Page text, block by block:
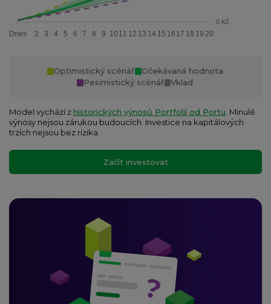
0 Kč
Dnes 2 3 4 5 6 7 8 9 10 11 12 13 14 15 16 17 18 19 20
Optimistický scénář
Očekávaná hodnota
Pesimistický scénář
Vklad
Model vychází zhistorických výnosů Portfolií od Portu . Minulé
výnosy nejsou zárukou budoucích. Investice na kapitálových
trzích nejsou bez rizika.
Začít investovat